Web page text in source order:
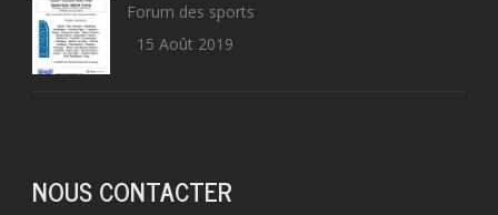
Forum des sports
15 Août 2019
NOUS CONTACTER